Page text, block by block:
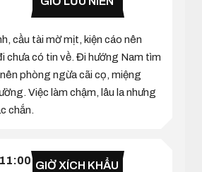
cầu tài mờ mịt, kiện cáo nên
chưa có tin về. Đi hướng Nam tìm
phòng ngừa cãi cọ, miệng
Việc làm chậm, lâu la nhưng
chắn.
GIỜ XÍCH KHẨU